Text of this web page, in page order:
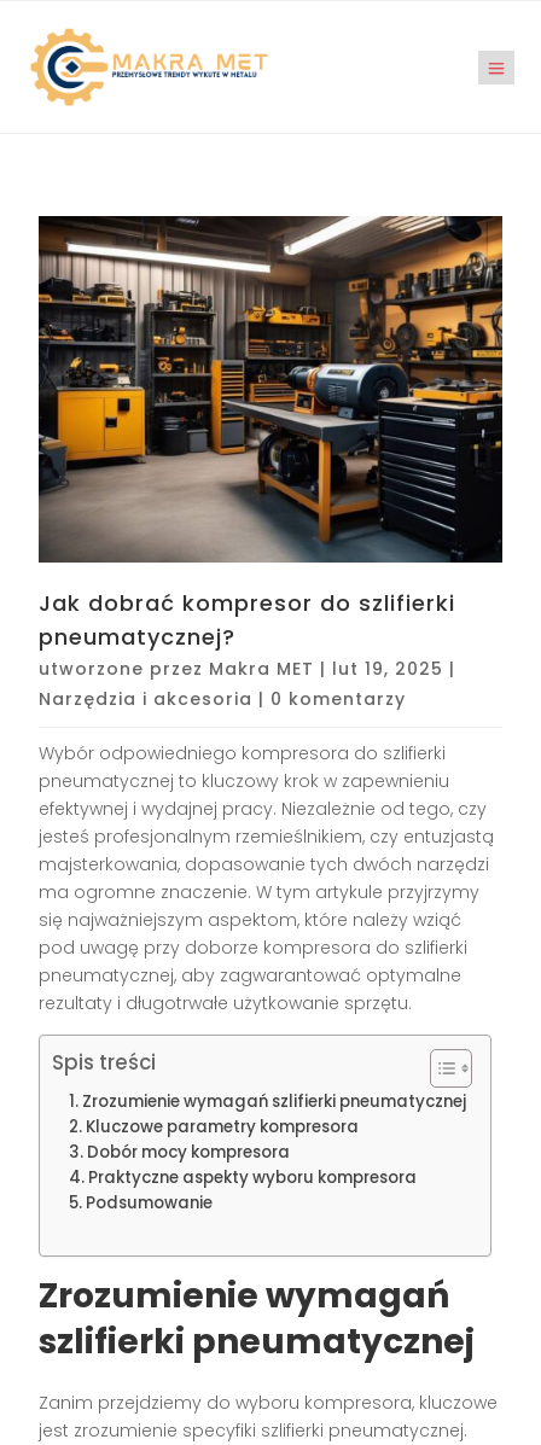
Jak dobrać kompresor do szlifierki
pneumatycznej?
utworzone przez Makra MET | lut 19, 2025 |
Narzędzia i akcesoria | 0 komentarzy
Wybór odpowiedniego kompresora do szlifierki
pneumatycznej to kluczowy krok w zapewnieniu
efektywnej i wydajnej pracy. Niezależnie od tego, czy
jesteś profesjonalnym rzemieślnikiem, czy entuzjastą
majsterkowania, dopasowanie tych dwóch narzędzi
ma ogromne znaczenie. W tym artykule przyjrzymy
się najważniejszym aspektom, które należy wziąć
pod uwagę przy doborze kompresora do szlifierki
pneumatycznej, aby zagwarantować optymalne
rezultaty i długotrwałe użytkowanie sprzętu.
Spis treści
Zrozumienie wymagań szlifierki pneumatycznej
Kluczowe parametry kompresora
Dobór mocy kompresora
Praktyczne aspekty wyboru kompresora
Podsumowanie
Zrozumienie wymagań
szlifierki pneumatycznej
Zanim przejdziemy do wyboru kompresora, kluczowe
jest zrozumienie specyfiki szlifierki pneumatycznej.